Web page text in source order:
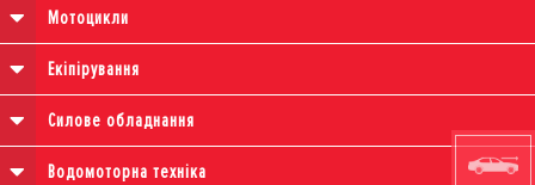
Мотоцикли
Екіпірування
Силове обладнання
Водомоторна техніка